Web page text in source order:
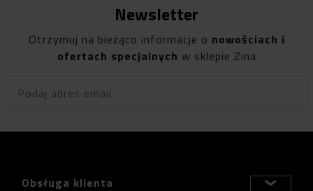
Newsletter
Otrzymuj na bieżąco informacje o nowościach i
ofertach specjalnych w sklepie Zina
Podaj adres email
Obsługa klienta